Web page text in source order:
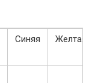
Синяя Желтая